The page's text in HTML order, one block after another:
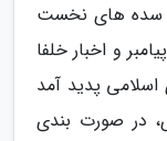
سده های نخست
و اخبار خلفا
پدید آمد
در صورت بندی